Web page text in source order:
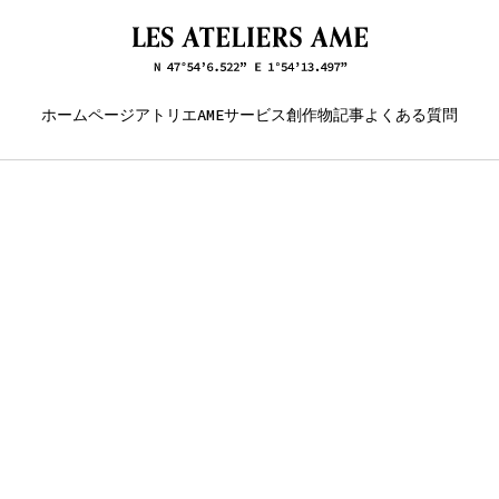
ホームページアトリエAMEサービス創作物記事よくある質問